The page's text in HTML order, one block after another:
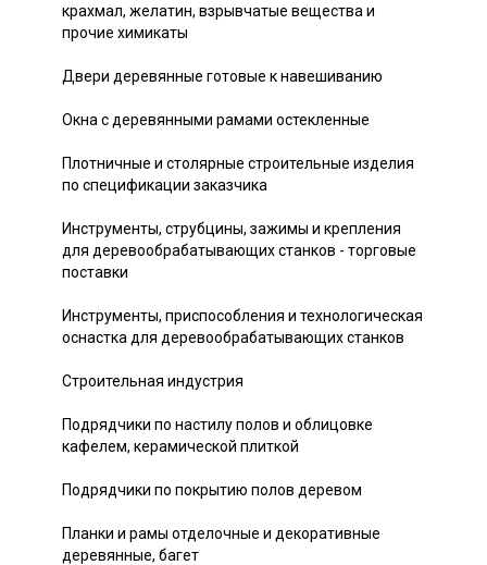
крахмал, желатин, взрывчатые вещества и
прочие химикаты
Двери деревянные готовые к навешиванию
Окна с деревянными рамами остекленные
Плотничные и столярные строительные изделия
по спецификации заказчика
Инструменты, струбцины, зажимы и крепления
для деревообрабатывающих станков - торговые
поставки
Инструменты, приспособления и технологическая
оснастка для деревообрабатывающих станков
Строительная индустрия
Подрядчики по настилу полов и облицовке
кафелем, керамической плиткой
Подрядчики по покрытию полов деревом
Планки и рамы отделочные и декоративные
деревянные, багет